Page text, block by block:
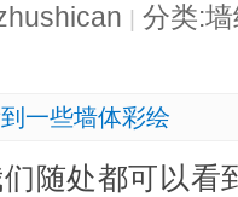
| 分类:
一些墙体彩绘
随处都可以看